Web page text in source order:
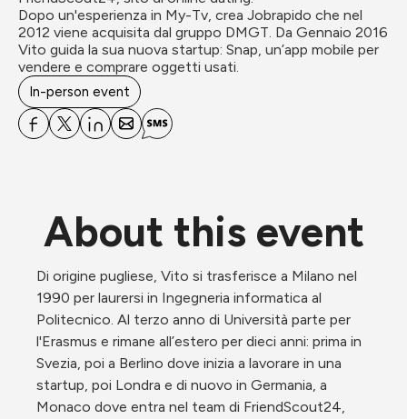
Dopo un'esperienza in My-Tv, crea Jobrapido che nel
2012 viene acquisita dal gruppo DMGT. Da Gennaio 2016
Vito guida la sua nuova startup: Snap, un’app mobile per
vendere e comprare oggetti usati.
In-person event
About this event
Di origine pugliese, Vito si trasferisce a Milano nel
1990 per laurersi in Ingegneria informatica al
Politecnico. Al terzo anno di Università parte per
l'Erasmus e rimane all’estero per dieci anni: prima in
Svezia, poi a Berlino dove inizia a lavorare in una
startup, poi Londra e di nuovo in Germania, a
Monaco dove entra nel team di FriendScout24,